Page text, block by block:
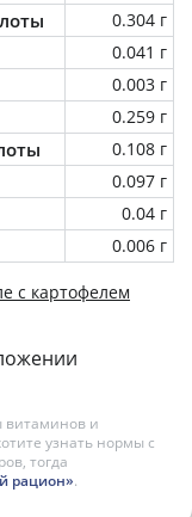
0.304 г
0.041 г
0.003 г
0.259 г
0.108 г
0.097 г
0.04 г
0.006 г
с картофелем
витаминов и
узнать нормы с
тогда
рацион».